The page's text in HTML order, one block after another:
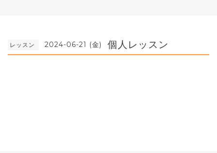
レッスン 2024-06-21 (金) 個人レッスン